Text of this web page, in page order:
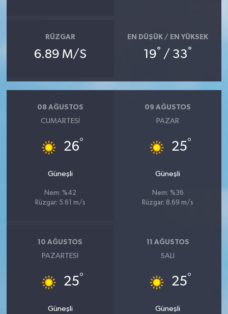
RÜZGAR
6.89 M/S
EN DÜŞÜK / EN YÜKSEK
19° / 33°
08 AĞUSTOS
CUMARTESI
26°
Güneşli
Nem: %42
Rüzgar: 5.61 m/s
09 AĞUSTOS
PAZAR
25°
Güneşli
Nem: %36
Rüzgar: 8.69 m/s
10 AĞUSTOS
PAZARTESI
25°
Güneşli
11 AĞUSTOS
SALI
25°
Güneşli